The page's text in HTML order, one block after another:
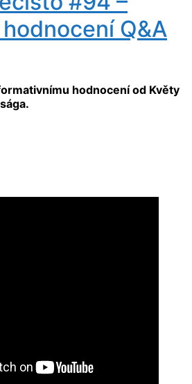
Q&A
hodnocení od Květy